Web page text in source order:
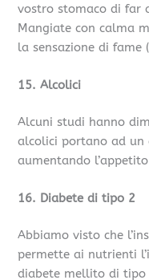
vostro stomaco di far
Mangiate con calma
la sensazione di
15. Alcolici
Alcuni studi hanno
alcolici portano ad un
aumentando
16. Diabete di tipo 2
Abbiamo visto che
permette ai nutrienti
diabete mellito di tipo